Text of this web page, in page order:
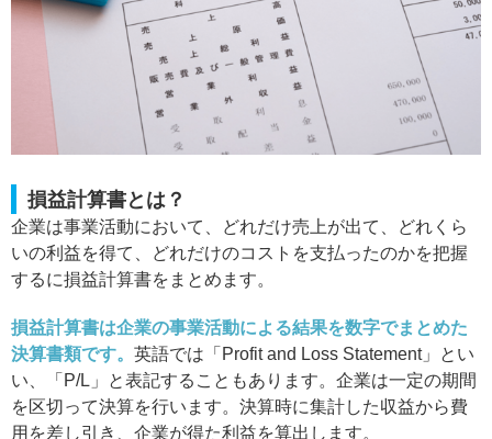
損益計算書とは？
企業は事業活動において、どれだけ売上が出て、どれくら
いの利益を得て、どれだけのコストを支払ったのかを把握
するに損益計算書をまとめます。
損益計算書は企業の事業活動による結果を数字でまとめた
決算書類です。 英語では「Profit and Loss Statement」とい
い、「P/L」と表記することもあります。企業は一定の期間
を区切って決算を行います。決算時に集計した収益から費
用を差し引き、企業が得た利益を算出します。